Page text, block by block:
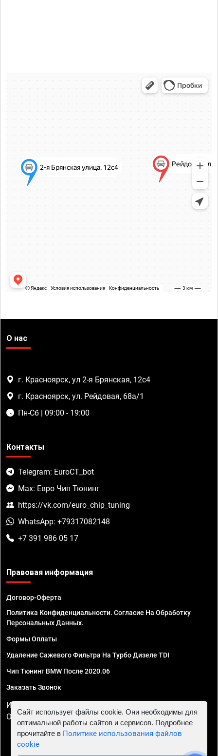
О нас
г. Красноярск, ул 2-я Брянская, 12с4
г. Красноярск, ул. Рейдовая, 68а/1
Пн-Сб | 09:00 - 19:00
Контакты
Telegram: EuroCT_bot
Max: Евро Чип Тюнинг
https://vk.com/euro_chip_tuning
WhatsApp: +79317082148
+7 391 986 05 17
Правовая информация
Договор-Оферта
Политика Конфиденциальности. Согласие На Обработку
Персональных Данных.
Формы Оплаты
Удаление Сажевого Фильтра На Турбо Дизеле TDI
Чип Тюнинг BMW После 2020.06
Заказать Звонок
ИП Смирнов Георгий Павлович. ИНН 781302555843,
ОГРНИП 324470400032610
Сайт использует файлы cookie. Они необходимы для
оптимальной работы сайтов и сервисов. Подробнее
прочитайте в Политике использования файлов
cookie